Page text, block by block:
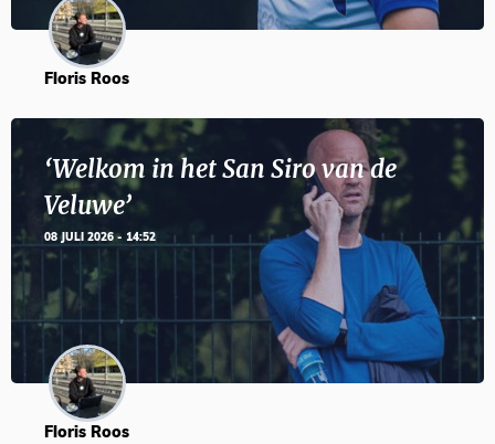
Floris Roos
‘Welkom in het San Siro van de
Veluwe’
08 JULI 2026 - 14:52
Floris Roos